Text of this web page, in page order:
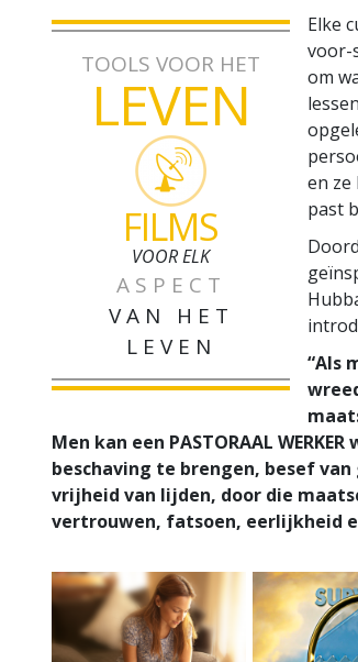
TOOLS VOOR HET
LEVEN
FILMS
VOOR ELK
ASPECT
VAN HET
LEVEN
Elke
voor-
om
en ze
past
“Als
Men kan een PASTORAAL
beschaving te brengen, besef
vrijheid van lijden, door die
vertrouwen, fatsoen, eerlijkheid